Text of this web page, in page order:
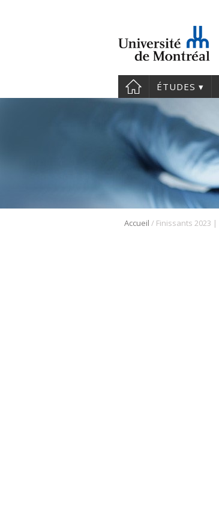
ÉTUDES
Accueil /